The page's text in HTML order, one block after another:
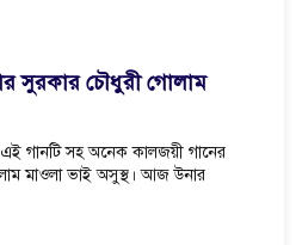
সুরকার চৌধুরী গোলাম
গানটি সহ অনেক কালজয়ী গানের
মাওলা ভাই অসুস্থ। আজ উনার